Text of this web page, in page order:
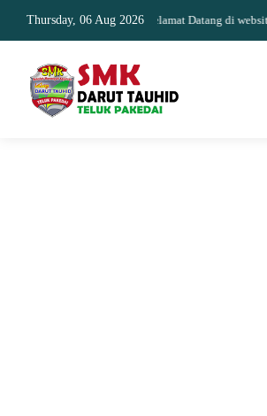
Thursday, 06 Aug 2026Selamat Datang di website